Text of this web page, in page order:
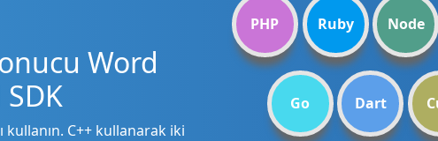
Word
kullanın. C++ kullanarak iki
PHP Ruby Node
Go Dart